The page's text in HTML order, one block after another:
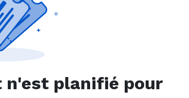
n'est planifié pour